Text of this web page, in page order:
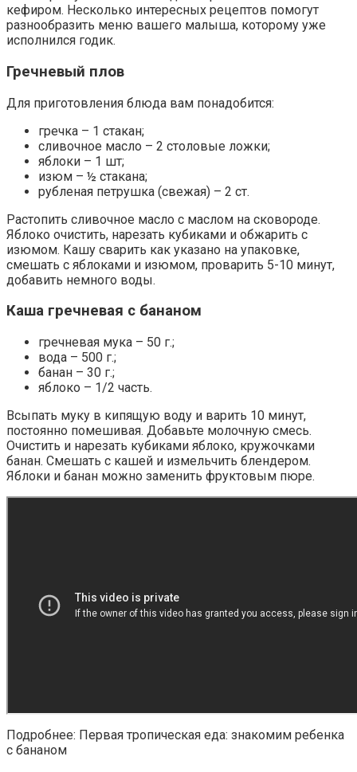
кефиром. Несколько интересных рецептов помогут
разнообразить меню вашего малыша, которому уже
исполнился годик.
Гречневый плов
Для приготовления блюда вам понадобится:
гречка – 1 стакан;
сливочное масло – 2 столовые ложки;
яблоки – 1 шт;
изюм – ½ стакана;
рубленая петрушка (свежая) – 2 ст.
Растопить сливочное масло с маслом на сковороде.
Яблоко очистить, нарезать кубиками и обжарить с
изюмом. Кашу сварить как указано на упаковке,
смешать с яблоками и изюмом, проварить 5-10 минут,
добавить немного воды.
Каша гречневая с бананом
гречневая мука – 50 г.;
вода – 500 г.;
банан – 30 г.;
яблоко – 1/2 часть.
Всыпать муку в кипящую воду и варить 10 минут,
постоянно помешивая. Добавьте молочную смесь.
Очистить и нарезать кубиками яблоко, кружочками
банан. Смешать с кашей и измельчить блендером.
Яблоки и банан можно заменить фруктовым пюре.
Подробнее: Первая тропическая еда: знакомим ребенка
с бананом